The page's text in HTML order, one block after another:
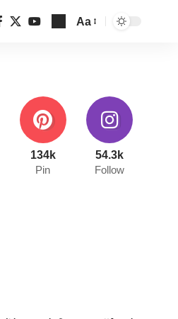
Aa
134k
Pin
54.3k
Follow